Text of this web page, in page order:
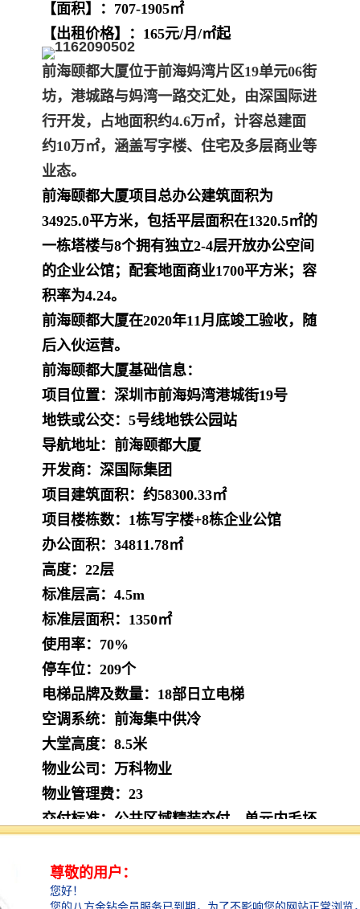
【面积】：707-1905㎡
【出租价格】：165元/月/㎡起
前海颐都大厦位于前海妈湾片区19单元06街
坊，港城路与妈湾一路交汇处，由深国际进
行开发，占地面积约4.6万㎡，计容总建面
约10万㎡，涵盖写字楼、住宅及多层商业等
业态。
前海颐都大厦项目总办公建筑面积为
34925.0平方米，包括平层面积在1320.5㎡的
一栋塔楼与8个拥有独立2-4层开放办公空间
的企业公馆；配套地面商业1700平方米；容
积率为4.24。
前海颐都大厦在2020年11月底竣工验收，随
后入伙运营。
前海颐都大厦基础信息：
项目位置：深圳市前海妈湾港城街19号
地铁或公交：5号线地铁公园站
导航地址：前海颐都大厦
开发商：深国际集团
项目建筑面积：约58300.33㎡
项目楼栋数：1栋写字楼+8栋企业公馆
办公面积：34811.78㎡
高度：22层
标准层高：4.5m
标准层面积：1350㎡
使用率：70%
停车位：209个
电梯品牌及数量：18部日立电梯
空调系统：前海集中供冷
大堂高度：8.5米
物业公司：万科物业
物业管理费：23
交付标准：公共区域精装交付，单元内毛坯